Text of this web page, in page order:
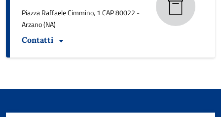
Piazza Raffaele Cimmino, 1 CAP 80022 -
Arzano (NA)
Contatti